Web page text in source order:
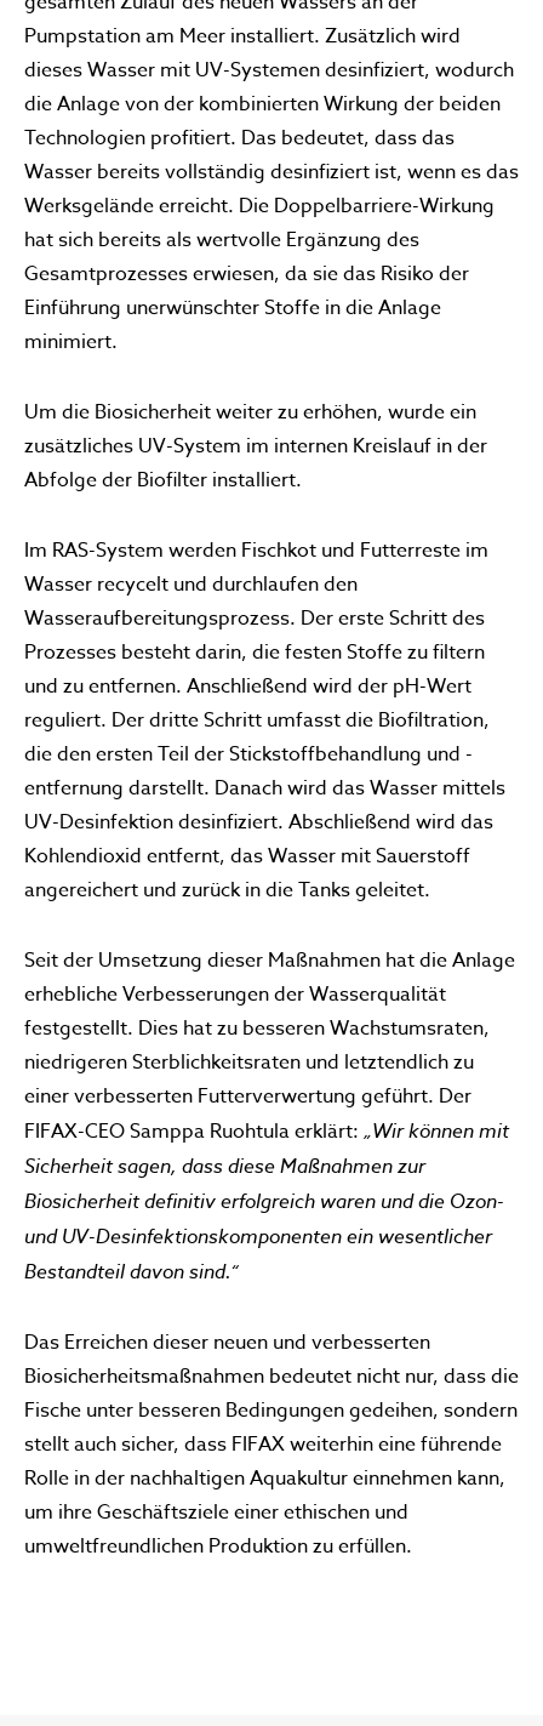
Pumpstation am Meer installiert. Zusätzlich wird
dieses Wasser mit UV-Systemen desinfiziert, wodurch
die Anlage von der kombinierten Wirkung der beiden
Technologien profitiert. Das bedeutet, dass das
Wasser bereits vollständig desinfiziert ist, wenn es das
Werksgelände erreicht. Die Doppelbarriere-Wirkung
hat sich bereits als wertvolle Ergänzung des
Gesamtprozesses erwiesen, da sie das Risiko der
Einführung unerwünschter Stoffe in die Anlage
minimiert.
Um die Biosicherheit weiter zu erhöhen, wurde ein
zusätzliches UV-System im internen Kreislauf in der
Abfolge der Biofilter installiert.
Im RAS-System werden Fischkot und Futterreste im
Wasser recycelt und durchlaufen den
Wasseraufbereitungsprozess. Der erste Schritt des
Prozesses besteht darin, die festen Stoffe zu filtern
und zu entfernen. Anschließend wird der pH-Wert
reguliert. Der dritte Schritt umfasst die Biofiltration,
die den ersten Teil der Stickstoffbehandlung und -
entfernung darstellt. Danach wird das Wasser mittels
UV-Desinfektion desinfiziert. Abschließend wird das
Kohlendioxid entfernt, das Wasser mit Sauerstoff
angereichert und zurück in die Tanks geleitet.
Seit der Umsetzung dieser Maßnahmen hat die Anlage
erhebliche Verbesserungen der Wasserqualität
festgestellt. Dies hat zu besseren Wachstumsraten,
niedrigeren Sterblichkeitsraten und letztendlich zu
einer verbesserten Futterverwertung geführt. Der
FIFAX-CEO Samppa Ruohtula erklärt: „Wir können mit
Sicherheit sagen, dass diese Maßnahmen zur
Biosicherheit definitiv erfolgreich waren und die Ozon-
und UV-Desinfektionskomponenten ein wesentlicher
Bestandteil davon sind.“
Das Erreichen dieser neuen und verbesserten
Biosicherheitsmaßnahmen bedeutet nicht nur, dass die
Fische unter besseren Bedingungen gedeihen, sondern
stellt auch sicher, dass FIFAX weiterhin eine führende
Rolle in der nachhaltigen Aquakultur einnehmen kann,
um ihre Geschäftsziele einer ethischen und
umweltfreundlichen Produktion zu erfüllen.